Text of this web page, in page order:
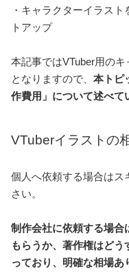
・キャラクターイラス
トアップ
本記事ではVTuber用の
となりますので、 本トピ
作費用」について述べて
VTuberイラストの
個人へ依頼する場合はス
さい。
制作会社に依頼する場合
もらうか、著作権はど
っており、明確な相場